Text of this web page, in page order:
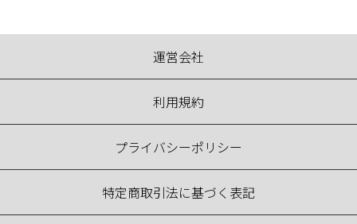
運営会社
利用規約
プライバシーポリシー
特定商取引法に基づく表記